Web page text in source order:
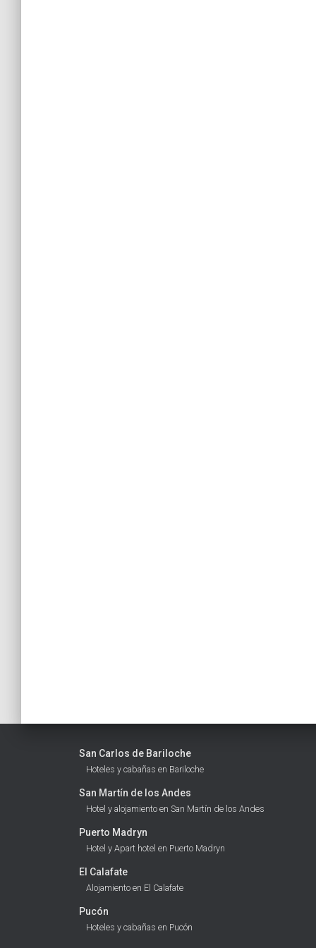
San Carlos de Bariloche
Hoteles y cabañas en Bariloche
San Martín de los Andes
Hotel y alojamiento en San Martín de los Andes
Puerto Madryn
Hotel y Apart hotel en Puerto Madryn
El Calafate
Alojamiento en El Calafate
Pucón
Hoteles y cabañas en Pucón